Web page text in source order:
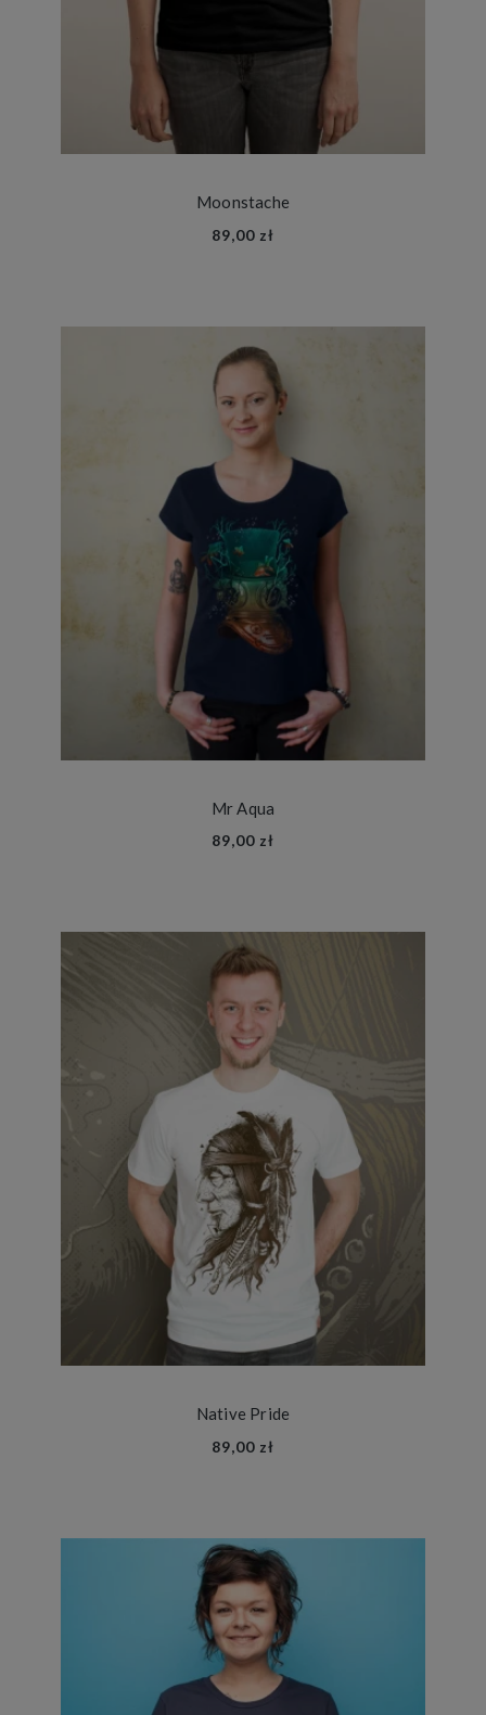
Moonstache
89,00 zł
Mr Aqua
89,00 zł
Native Pride
89,00 zł